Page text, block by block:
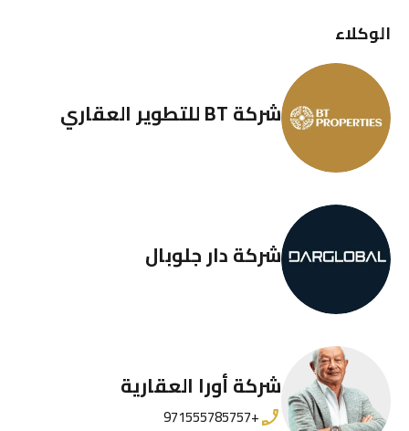
الوكلاء
شركة BT للتطوير العقاري
شركة دار جلوبال
شركة أورا العقارية
+971555785757